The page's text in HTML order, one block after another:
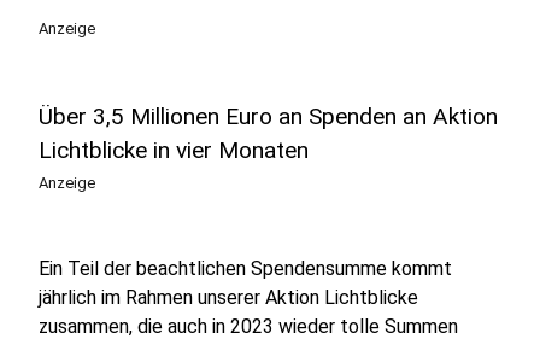
Anzeige
Über 3,5 Millionen Euro an Spenden an Aktion
Lichtblicke in vier Monaten
Anzeige
Ein Teil der beachtlichen Spendensumme kommt
jährlich im Rahmen unserer Aktion Lichtblicke
zusammen, die auch in 2023 wieder tolle Summen